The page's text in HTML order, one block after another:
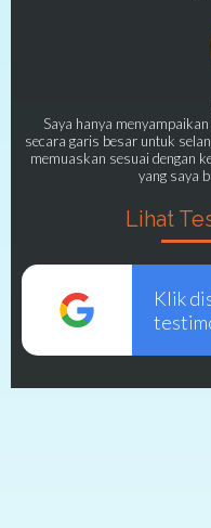
Saya hanya
secara garis besar untuk
memuaskan sesuai dengan
yang saya
Lihat
Klik